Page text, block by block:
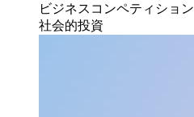
ビジネスコンペティション
社会的投資